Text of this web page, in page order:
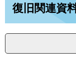
復旧関連資